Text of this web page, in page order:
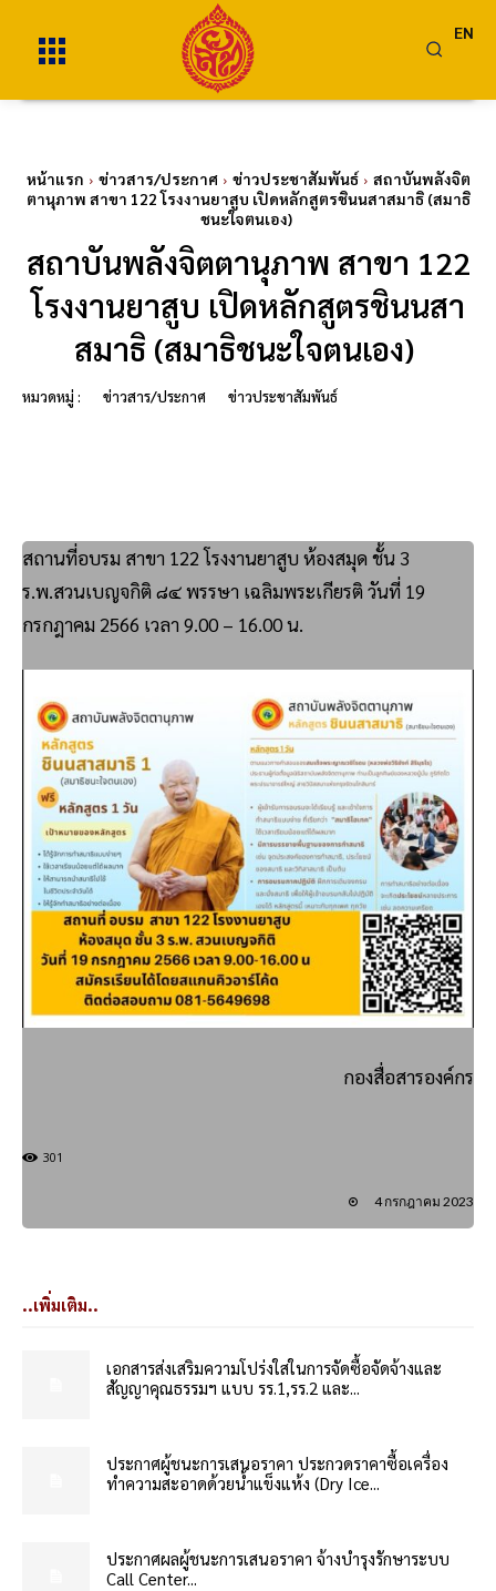
EN
หน้าแรก ข่าวสาร/ประกาศ ข่าวประชาสัมพันธ์
สถาบันพลังจิต
ตานุภาพ สาขา 122 โรงงานยาสูบ เปิดหลักสูตรชินนสาสมาธิ (สมาธิ
ชนะใจตนเอง)
สถาบันพลังจิตตานุภาพ สาขา 122
โรงงานยาสูบ เปิดหลักสูตรชินนสา
สมาธิ (สมาธิชนะใจตนเอง)
หมวดหมู่ : ข่าวสาร/ประกาศ ข่าวประชาสัมพันธ์
สถานที่อบรม สาขา 122 โรงงานยาสูบ ห้องสมุด ชั้น 3
ร.พ.สวนเบญจกิติ ๘๔ พรรษา เฉลิมพระเกียรติ วันที่ 19
กรกฎาคม 2566 เวลา 9.00 – 16.00 น.
กองสื่อสารองค์กร
301
4 กรกฎาคม 2023
..เพิ่มเติม..
เอกสารส่งเสริมความโปร่งใสในการจัดซื้อจัดจ้างและ
สัญญาคุณธรรมฯ แบบ รร.1,รร.2 และ...
ประกาศผู้ชนะการเสนอราคา ประกวดราคาซื้อเครื่อง
ทำความสะอาดด้วยน้ำแข็งแห้ง (Dry Ice...
ประกาศผลผู้ชนะการเสนอราคา จ้างบำรุงรักษาระบบ
Call Center...